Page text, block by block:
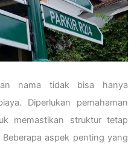
nama tidak bisa hanya
Diperlukan pemahaman
memastikan struktur tetap
aspek penting yang